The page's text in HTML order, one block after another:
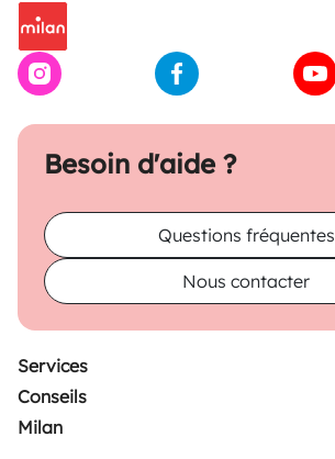
Besoin d'aide ?
Questions fréquentes
Nous contacter
Services
Conseils
Milan